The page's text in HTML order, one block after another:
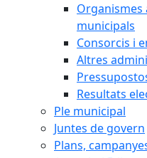
Organismes
municipals
Consorcis i
Altres
Resultats
Ple municipal
Juntes de govern
Plans,